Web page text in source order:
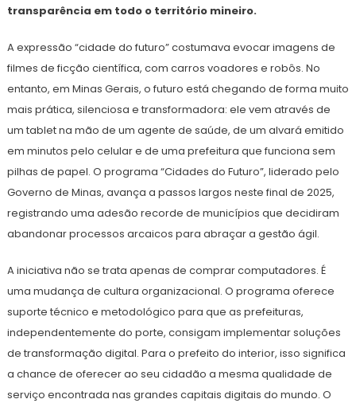
transparência em todo o território mineiro.
A expressão “cidade do futuro” costumava evocar imagens de
filmes de ficção científica, com carros voadores e robôs. No
entanto, em Minas Gerais, o futuro está chegando de forma muito
mais prática, silenciosa e transformadora: ele vem através de
um tablet na mão de um agente de saúde, de um alvará emitido
em minutos pelo celular e de uma prefeitura que funciona sem
pilhas de papel. O programa “Cidades do Futuro”, liderado pelo
Governo de Minas, avança a passos largos neste final de 2025,
registrando uma adesão recorde de municípios que decidiram
abandonar processos arcaicos para abraçar a gestão ágil.
A iniciativa não se trata apenas de comprar computadores. É
uma mudança de cultura organizacional. O programa oferece
suporte técnico e metodológico para que as prefeituras,
independentemente do porte, consigam implementar soluções
de transformação digital. Para o prefeito do interior, isso significa
a chance de oferecer ao seu cidadão a mesma qualidade de
serviço encontrada nas grandes capitais digitais do mundo. O